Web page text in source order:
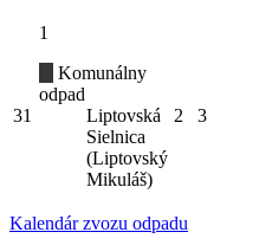
31
1
Komunálny
odpad
Liptovská
Sielnica
(Liptovský
Mikuláš)
2 3
Kalendár zvozu odpadu